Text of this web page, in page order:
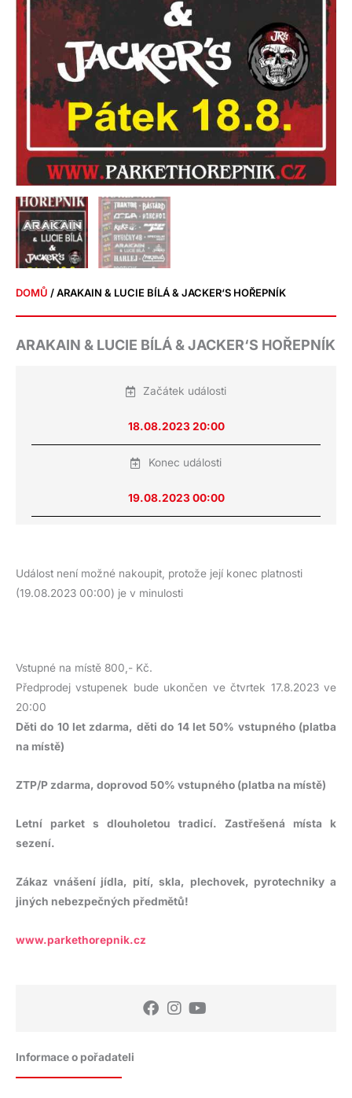
DOMŮ / ARAKAIN & LUCIE BÍLÁ & JACKER‘S HOŘEPNÍK
ARAKAIN & LUCIE BÍLÁ & JACKER‘S HOŘEPNÍK
Začátek události
18.08.2023 20:00
Konec události
19.08.2023 00:00
Událost není možné nakoupit, protože její konec platnosti
(19.08.2023 00:00) je v minulosti
Vstupné na místě 800,- Kč.
Předprodej vstupenek bude ukončen ve čtvrtek 17.8.2023 ve
20:00
Děti do 10 let zdarma, děti do 14 let 50% vstupného (platba
na místě)
ZTP/P zdarma, doprovod 50% vstupného (platba na místě)
Letní parket s dlouholetou tradicí. Zastřešená místa k
sezení.
Zákaz vnášení jídla, pití, skla, plechovek, pyrotechniky a
jiných nebezpečných předmětů!
www.parkethorepnik.cz
Informace o pořadateli